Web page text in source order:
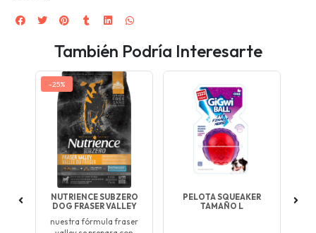
También Podría Interesarte
-25%
NUTRIENCE SUBZERO
DOG FRASER VALLEY
nuestra fórmula fraser
PELOTA SQUEAKER
TAMAÑO L